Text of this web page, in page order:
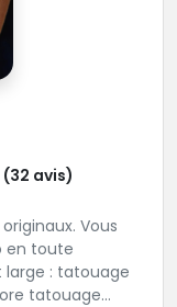
avis)
Vous
en toute
: tatouage
tatouage